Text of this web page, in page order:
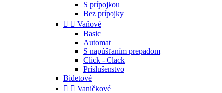
S prípojkou
Bez prípojky
  Vaňové
Basic
Automat
S napúšťaním prepadom
Click - Clack
Príslušenstvo
Bidetové
  Vaničkové